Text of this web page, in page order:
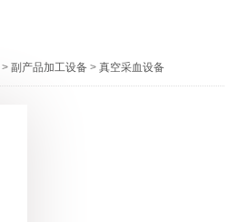
>副产品加工设备 >真空采血设备